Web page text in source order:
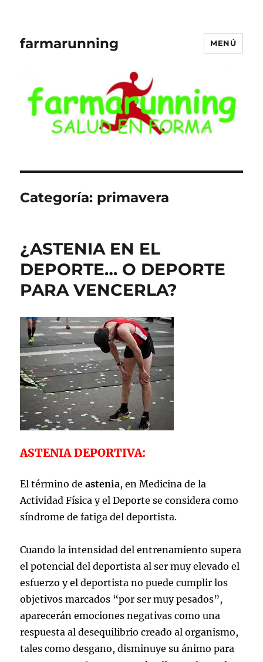
farmarunning MENÚ
Categoría: primavera
¿ASTENIA EN EL
DEPORTE… O DEPORTE
PARA VENCERLA?
ASTENIA DEPORTIVA:
El término deastenia, en Medicina de la
Actividad Física y el Deporte se considera como
síndrome de fatiga del deportista.
Cuando la intensidad del entrenamiento supera
el potencial del deportista al ser muy elevado el
esfuerzo y el deportista no puede cumplir los
objetivos marcados “por ser muy pesados”,
aparecerán emociones negativas como una
respuesta al desequilibrio creado al organismo,
tales como desgano, disminuye su ánimo para